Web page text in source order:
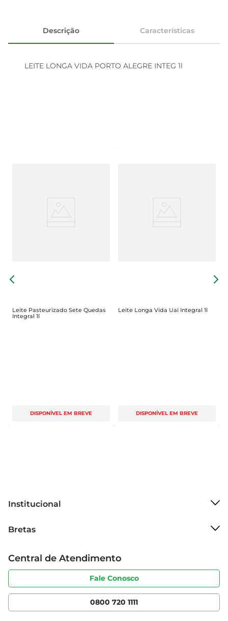
Descrição Características
LEITE LONGA VIDA PORTO ALEGRE INTEG 1l
Leite Pasteurizado Sete Quedas
Integral 1l
DISPONÍVEL EM BREVE
Leite Longa Vida Uai Integral 1l
DISPONÍVEL EM BREVE
Institucional
Grupo Cencosud
Sobre privacidade
Portal do fornecedor
Cencosud Media
Bretas
Produtos Bretas
Código de ética
Serviços
Clube Bretas
Central de Atendimento
Fale Conosco
0800 720 1111